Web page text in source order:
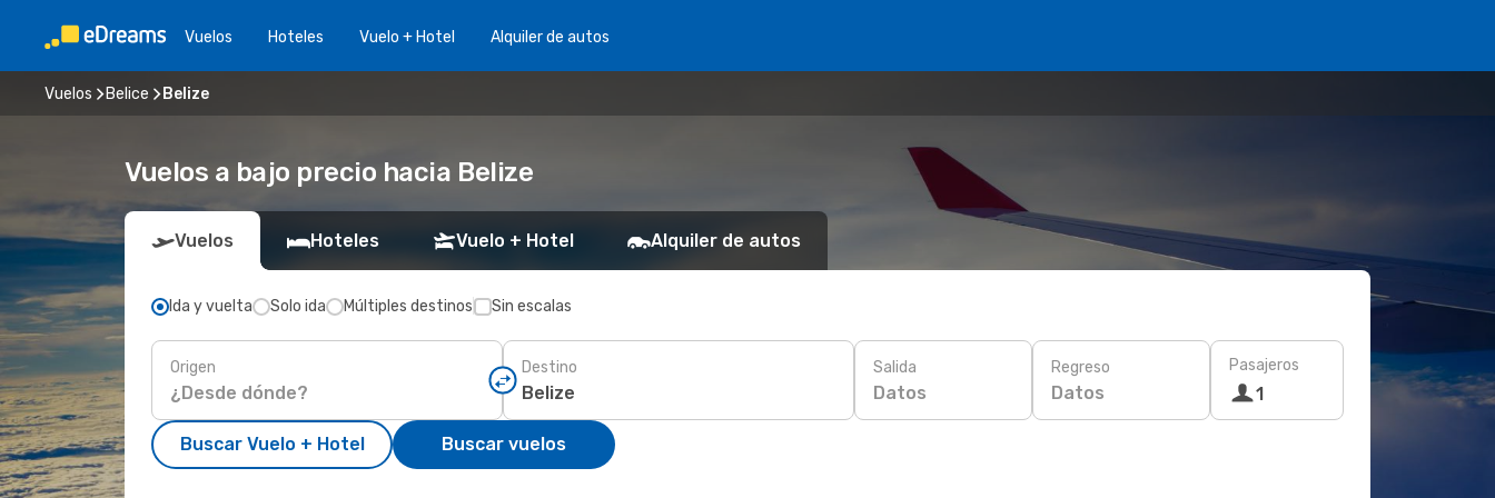
Vuelos Hoteles Vuelo + Hotel Alquiler de autos
Vuelos Belice Belize
Vuelos a bajo precio hacia Belize
Vuelos Hoteles Vuelo + Hotel Alquiler de autos
Ida y vuelta Solo ida Múltiples destinos Sin escalas
Origen Destino Salida
Datos
Regreso
Datos
Pasajeros
1
Buscar Vuelo + Hotel Buscar vuelos